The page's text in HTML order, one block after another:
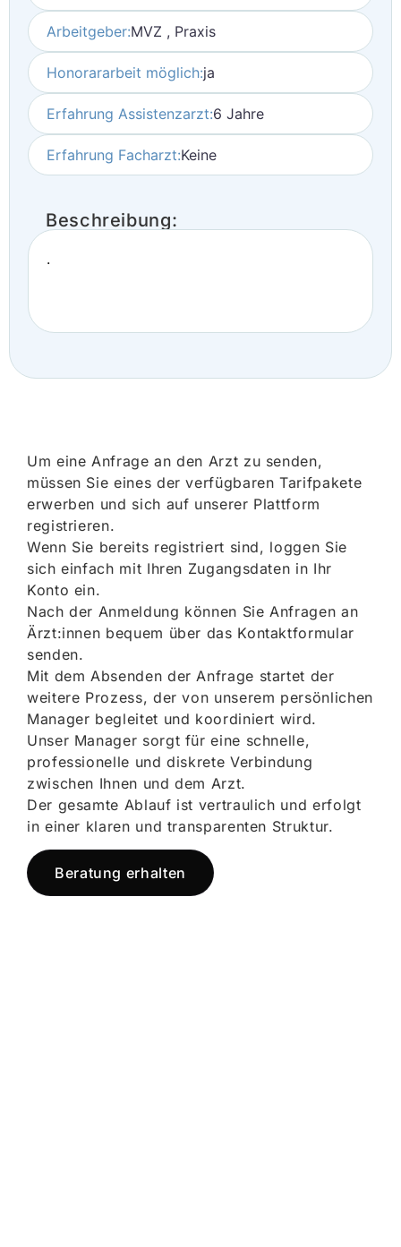
Arbeitgeber:MVZ , Praxis
Honorararbeit möglich:ja
Erfahrung Assistenzarzt:6 Jahre
Erfahrung Facharzt:Keine
Beschreibung:
.
Um eine Anfrage an den Arzt zu senden,
müssen Sie eines der verfügbaren Tarifpakete
erwerben und sich auf unserer Plattform
registrieren.
Wenn Sie bereits registriert sind, loggen Sie
sich einfach mit Ihren Zugangsdaten in Ihr
Konto ein.
Nach der Anmeldung können Sie Anfragen an
Ärzt:innen bequem über das Kontaktformular
senden.
Mit dem Absenden der Anfrage startet der
weitere Prozess, der von unserem persönlichen
Manager begleitet und koordiniert wird.
Unser Manager sorgt für eine schnelle,
professionelle und diskrete Verbindung
zwischen Ihnen und dem Arzt.
Der gesamte Ablauf ist vertraulich und erfolgt
in einer klaren und transparenten Struktur.
Beratung erhalten